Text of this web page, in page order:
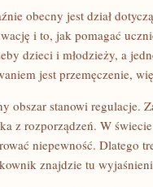
obecny jest dział
i to, jak pomagać
dzieci i młodzieży, a
jest przemęczenie,
obszar stanowi regulacje.
z rozporządzeń. W
niepewność. Dlatego
znajdzie tu